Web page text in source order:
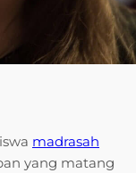
madrasah
yang matang